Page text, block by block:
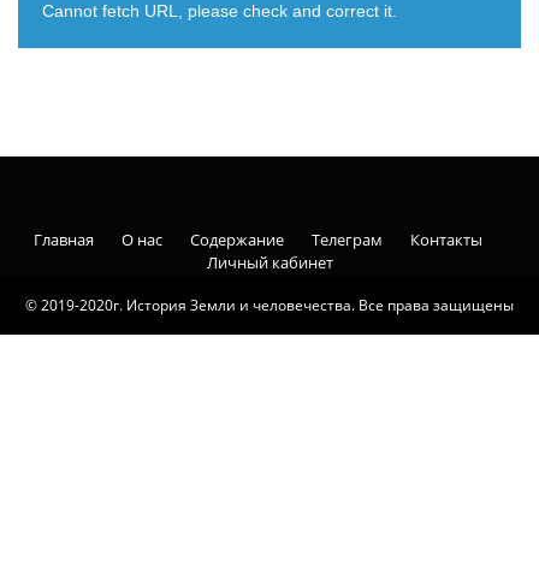
Cannot fetch URL, please check and correct it.
© 2019-2020г. История Земли и человечества. Все права защищены
Главная О нас Содержание Телеграм
Контакты
Личный кабинет